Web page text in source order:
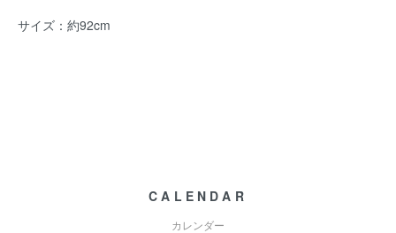
サイズ：約92cm
CALENDAR
カレンダー